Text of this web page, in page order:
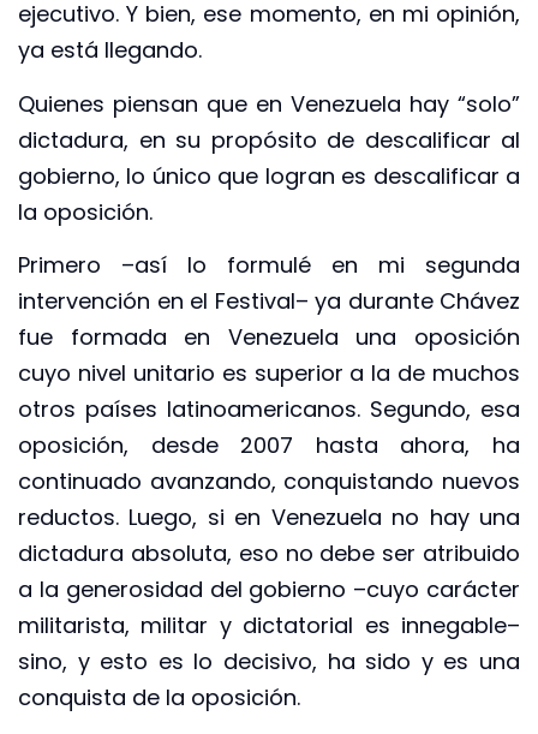
ejecutivo. Y bien, ese momento, en mi opinión,
ya está llegando.
Quienes piensan que en Venezuela hay “solo”
dictadura, en su propósito de descalificar al
gobierno, lo único que logran es descalificar a
la oposición.
Primero –así lo formulé en mi segunda
intervención en el Festival– ya durante Chávez
fue formada en Venezuela una oposición
cuyo nivel unitario es superior a la de muchos
otros países latinoamericanos. Segundo, esa
oposición, desde 2007 hasta ahora, ha
continuado avanzando, conquistando nuevos
reductos. Luego, si en Venezuela no hay una
dictadura absoluta, eso no debe ser atribuido
a la generosidad del gobierno –cuyo carácter
militarista, militar y dictatorial es innegable–
sino, y esto es lo decisivo, ha sido y es una
conquista de la oposición.